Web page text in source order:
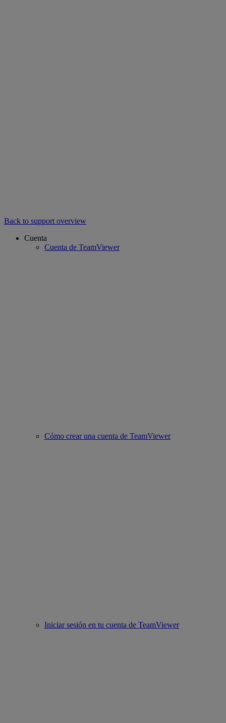
Back to support overview
Cuenta
Cuenta de TeamViewer
Cómo crear una cuenta de TeamViewer
Iniciar sesión en tu cuenta de TeamViewer